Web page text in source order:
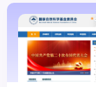
技术和重大工